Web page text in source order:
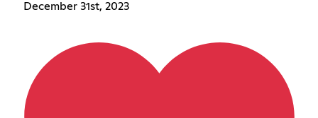
December 31st, 2023